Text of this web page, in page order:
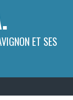
ET SES